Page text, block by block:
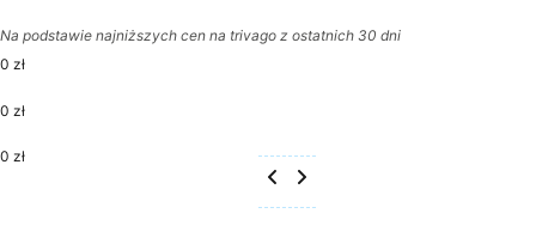
Na podstawie najniższych cen na trivago z ostatnich 30 dni
0 zł
0 zł
0 zł